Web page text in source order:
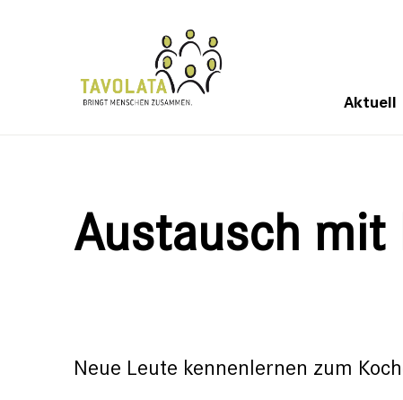
Aktuell
Austausch mit
Neue Leute kennenlernen zum